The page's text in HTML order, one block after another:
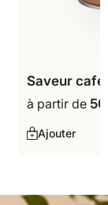
Saveur café
à partir de
Ajouter